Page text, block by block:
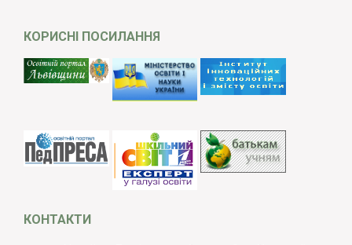
КОРИСНІ ПОСИЛАННЯ
КОНТАКТИ